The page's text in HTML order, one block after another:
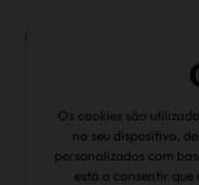
Os cookies são
no seu dispositivo,
personalizados com
está a consentir que